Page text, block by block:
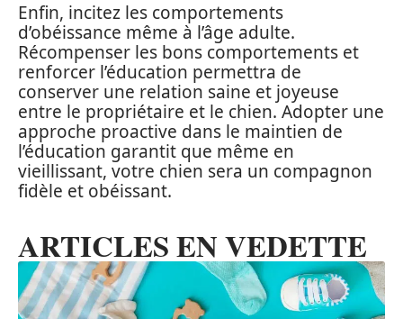
Enfin, incitez les comportements
d’obéissance même à l’âge adulte.
Récompenser les bons comportements et
renforcer l’éducation permettra de
conserver une relation saine et joyeuse
entre le propriétaire et le chien. Adopter une
approche proactive dans le maintien de
l’éducation garantit que même en
vieillissant, votre chien sera un compagnon
fidèle et obéissant.
ARTICLES EN VEDETTE